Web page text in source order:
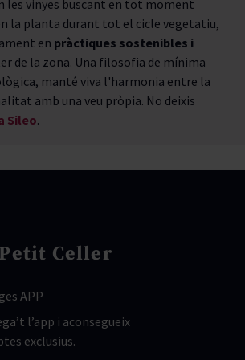
les vinyes buscant en tot moment
la planta durant tot el cicle vegetatiu,
en pràctiques sostenibles i
de la zona. Una filosofia de mínima
manté viva l'harmonia entre la
amb una veu pròpia. No deixis
Sileo.
Celler
APP
l’app i aconsegueix
exclusius.